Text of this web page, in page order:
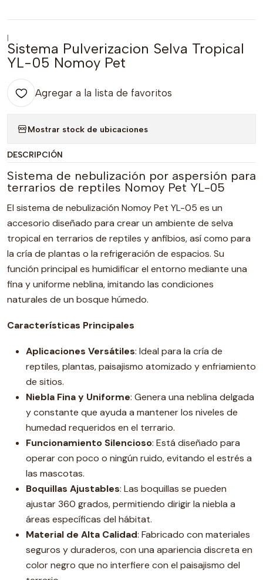
|
Sistema Pulverizacion Selva Tropical
YL-05 Nomoy Pet
Agregar a la lista de favoritos
Mostrar stock de ubicaciones
DESCRIPCIÓN
Sistema de nebulización por aspersión para
terrarios de reptiles Nomoy Pet YL-05
El sistema de nebulización Nomoy Pet YL-05 es un
accesorio diseñado para crear un ambiente de selva
tropical en terrarios de reptiles y anfibios, así como para
la cría de plantas o la refrigeración de espacios. Su
función principal es humidificar el entorno mediante una
fina y uniforme neblina, imitando las condiciones
naturales de un bosque húmedo.
Características Principales
Aplicaciones Versátiles: Ideal para la cría de
reptiles, plantas, paisajismo atomizado y enfriamiento
de sitios.
Niebla Fina y Uniforme: Genera una neblina delgada
y constante que ayuda a mantener los niveles de
humedad requeridos en el terrario.
Funcionamiento Silencioso: Está diseñado para
operar con poco o ningún ruido, evitando el estrés a
las mascotas.
Boquillas Ajustables: Las boquillas se pueden
ajustar 360 grados, permitiendo dirigir la niebla a
áreas específicas del hábitat.
Material de Alta Calidad: Fabricado con materiales
seguros y duraderos, con una apariencia discreta en
color negro que no interfiere con el paisajismo del